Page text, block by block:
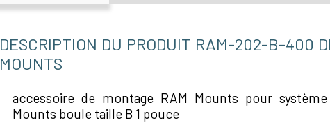
DESCRIPTION DU PRODUIT RAM-202-B-400
MOUNTS
accessoire de montage RAM Mounts pour système
Mounts boule taille B 1 pouce